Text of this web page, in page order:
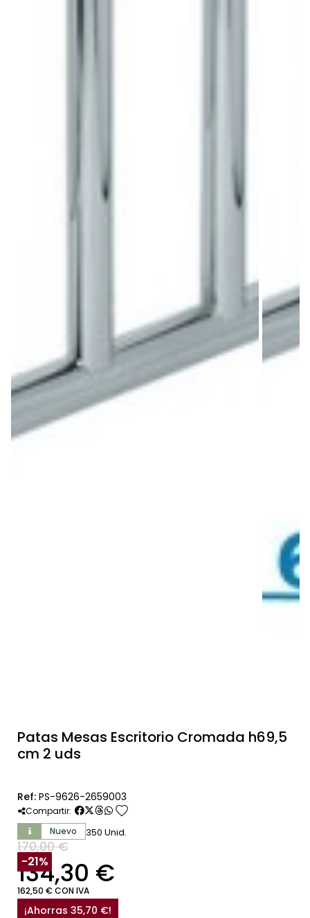
Patas Mesas Escritorio Cromada h69,5
cm 2 uds
Ref: PS-9626-2659003
Compartir: favorite
Nuevo 350 Unid.
170,00 €
SIN IVA
134,30 €
162,50 € CON IVA
¡Ahorras 35,70 €!
-21%